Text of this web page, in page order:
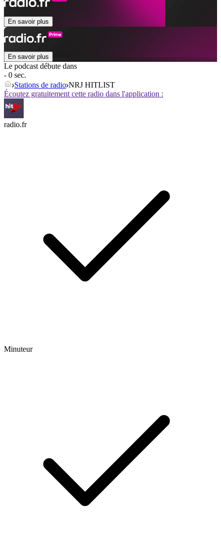
En savoir plus
En savoir plus
Le podcast débute dans
- 0 sec.
Stations de radio NRJ HITLIST
Écoutez gratuitement cette radio dans l'application :
radio.fr
Minuteur